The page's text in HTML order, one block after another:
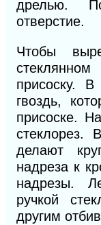
дрелью.
отверстие.
Чтобы
присоску.
гвоздь,
присоске.
стеклорез.
делают
надреза к
надрезы.
ручкой
другим